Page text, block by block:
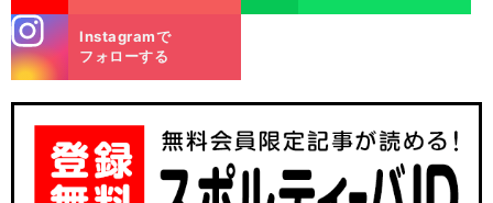
m
Instagramで
フォローする